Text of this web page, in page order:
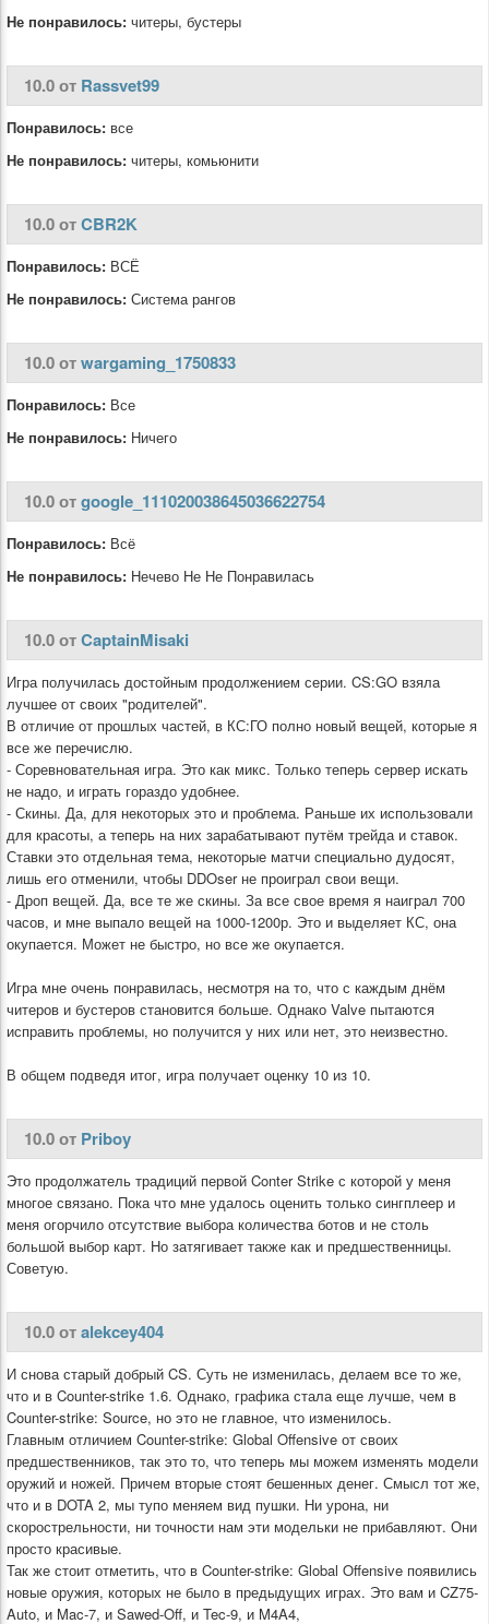
Не понравилось: читеры, бустеры
10.0 от Rassvet99
Понравилось: все
Не понравилось: читеры, комьюнити
10.0 отCBR2K
Понравилось: ВСЁ
Не понравилось: Система рангов
10.0 отwargaming_1750833
Понравилось: Все
Не понравилось: Ничего
10.0 отgoogle_111020038645036622754
Понравилось: Всё
Не понравилось: Нечево Не Не Понравилась
10.0 отCaptainMisaki
Игра получилась достойным продолжением серии. CS:GO взяла
лучшее от своих "родителей".
В отличие от прошлых частей, в КС:ГО полно новый вещей, которые я
все же перечислю.
- Соревновательная игра. Это как микс. Только теперь сервер искать
не надо, и играть гораздо удобнее.
- Скины. Да, для некоторых это и проблема. Раньше их использовали
для красоты, а теперь на них зарабатывают путём трейда и ставок.
Ставки это отдельная тема, некоторые матчи специально дудосят,
лишь его отменили, чтобы DDOser не проиграл свои вещи.
- Дроп вещей. Да, все те же скины. За все свое время я наиграл 700
часов, и мне выпало вещей на 1000-1200р. Это и выделяет КС, она
окупается. Может не быстро, но все же окупается.
Игра мне очень понравилась, несмотря на то, что с каждым днём
читеров и бустеров становится больше. Однако Valve пытаются
исправить проблемы, но получится у них или нет, это неизвестно.
В общем подведя итог, игра получает оценку 10 из 10.
10.0 от Priboy
Это продолжатель традиций первой Conter Strike с которой у меня
многое связано. Пока что мне удалось оценить только сингплеер и
меня огорчило отсутствие выбора количества ботов и не столь
большой выбор карт. Но затягивает также как и предшественницы.
Советую.
10.0 отalekcey404
И снова старый добрый CS. Суть не изменилась, делаем все то же,
что и в Counter-strike 1.6. Однако, графика стала еще лучше, чем в
Counter-strike: Source, но это не главное, что изменилось.
Главным отличием Counter-strike: Global Offensive от своих
предшественников, так это то, что теперь мы можем изменять модели
оружий и ножей. Причем вторые стоят бешенных денег. Смысл тот же,
что и в DOTA 2, мы тупо меняем вид пушки. Ни урона, ни
скорострельности, ни точности нам эти модельки не прибавляют. Они
просто красивые.
Так же стоит отметить, что в Counter-strike: Global Offensive появились
новые оружия, которых не было в предыдущих играх. Это вам и CZ75-
Auto, и Mac-7, и Sawed-Off, и Tec-9, и M4A4,